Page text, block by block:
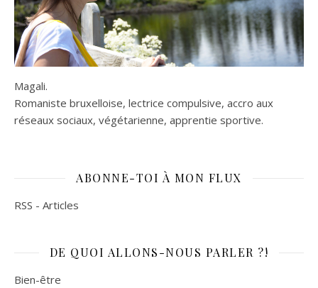
Magali.
Romaniste bruxelloise, lectrice compulsive, accro aux
réseaux sociaux, végétarienne, apprentie sportive.
ABONNE-TOI À MON FLUX
RSS - Articles
DE QUOI ALLONS-NOUS PARLER ?!
Bien-être